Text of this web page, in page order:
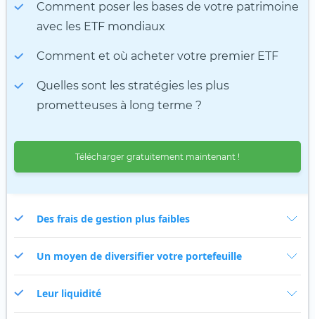
Comment poser les bases de votre patrimoine
avec les ETF mondiaux
Comment et où acheter votre premier ETF
Quelles sont les stratégies les plus
prometteuses à long terme ?
Télécharger gratuitement maintenant !
Des frais de gestion plus faibles
Un moyen de diversifier votre portefeuille
Leur liquidité